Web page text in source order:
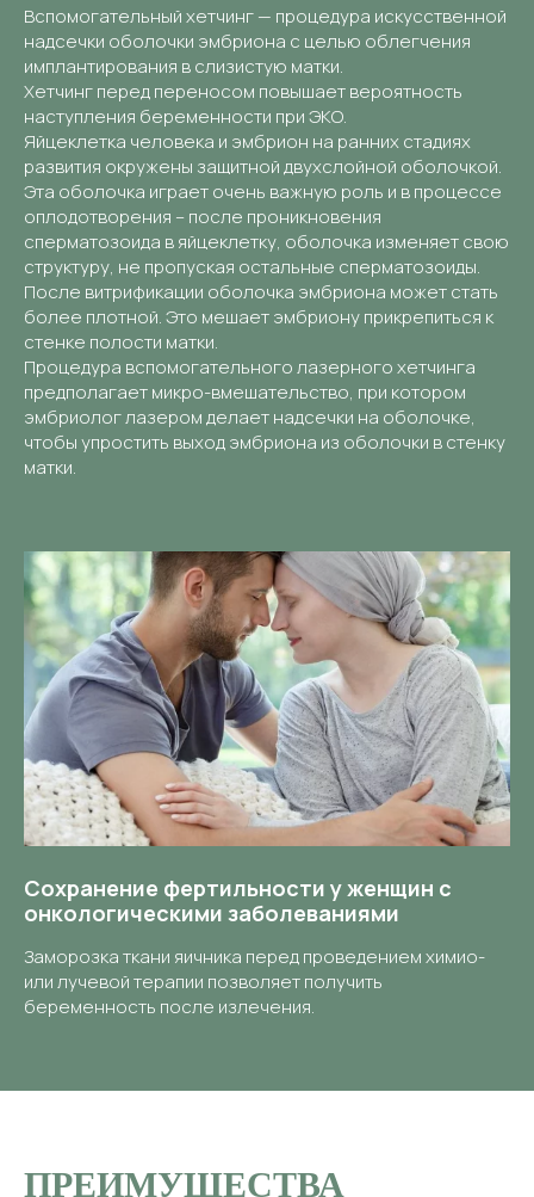
Вспомогательный хетчинг — процедура искусственной
надсечки оболочки эмбриона с целью облегчения
имплантирования в слизистую матки.
Хетчинг перед переносом повышает вероятность
наступления беременности при ЭКО.
Яйцеклетка человека и эмбрион на ранних стадиях
развития окружены защитной двухслойной оболочкой.
Эта оболочка играет очень важную роль и в процессе
оплодотворения – после проникновения
сперматозоида в яйцеклетку, оболочка изменяет свою
структуру, не пропуская остальные сперматозоиды.
После витрификации оболочка эмбриона может стать
более плотной. Это мешает эмбриону прикрепиться к
стенке полости матки.
Процедура вспомогательного лазерного хетчинга
предполагает микро-вмешательство, при котором
эмбриолог лазером делает надсечки на оболочке,
чтобы упростить выход эмбриона из оболочки в стенку
матки.
Сохранение фертильности у женщин с
онкологическими заболеваниями
Заморозка ткани яичника перед проведением химио-
или лучевой терапии позволяет получить
беременность после излечения.
ПРЕИМУЩЕСТВА